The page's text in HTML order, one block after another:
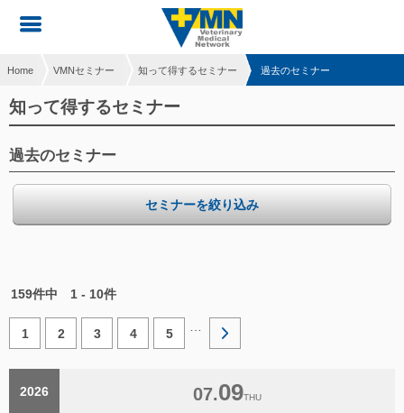
Home VMNセミナー 知って得するセミナー 過去のセミナー
知って得するセミナー
過去のセミナー
セミナーを絞り込み
159件中 1 - 10件
1 2 3 4 5
2026 07.09THU